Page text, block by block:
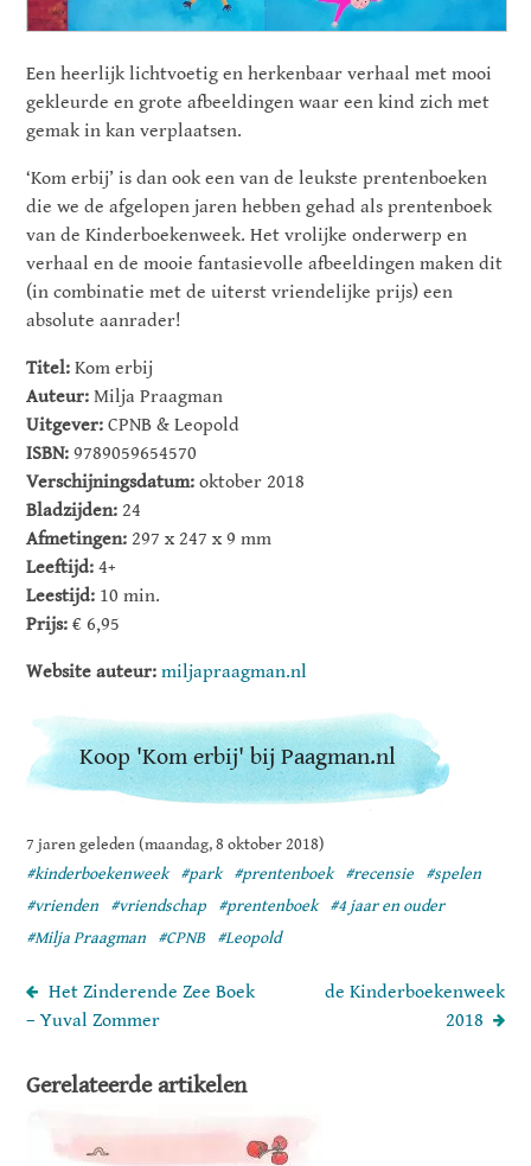
Een heerlijk lichtvoetig en herkenbaar verhaal met mooi
gekleurde en grote afbeeldingen waar een kind zich met
gemak in kan verplaatsen.
‘Kom erbij’ is dan ook een van de leukste prentenboeken
die we de afgelopen jaren hebben gehad als prentenboek
van de Kinderboekenweek. Het vrolijke onderwerp en
verhaal en de mooie fantasievolle afbeeldingen maken dit
(in combinatie met de uiterst vriendelijke prijs) een
absolute aanrader!
Titel: Kom erbij
Auteur: Milja Praagman
Uitgever: CPNB & Leopold
ISBN: 9789059654570
Verschijningsdatum: oktober 2018
Bladzijden: 24
Afmetingen: 297 x 247 x 9 mm
Leeftijd: 4+
Leestijd: 10 min.
Prijs: € 6,95
Website auteur: miljapraagman.nl
Koop 'Kom erbij' bij Paagman.nl
7 jaren geleden (maandag, 8 oktober 2018)
#kinderboekenweek
#park #prentenboek #recensie
#spelen
#vrienden
#vriendschap #prentenboek
#4 jaar en ouder
#Milja Praagman
#CPNB #Leopold
Het Zinderende Zee Boek
– Yuval Zommer
de Kinderboekenweek
2018
Gerelateerde artikelen